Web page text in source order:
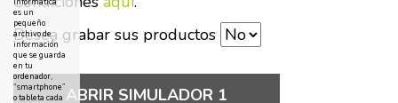
Desea grabar sus productos
ABRIR SIMULADOR 1
es un
pequeño
archivo de
información
que se guarda
en tu
ordenador,
“smartphone”
o tableta cada